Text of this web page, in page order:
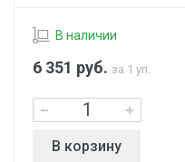
В наличии
6 351 руб. за 1 уп.
В корзину